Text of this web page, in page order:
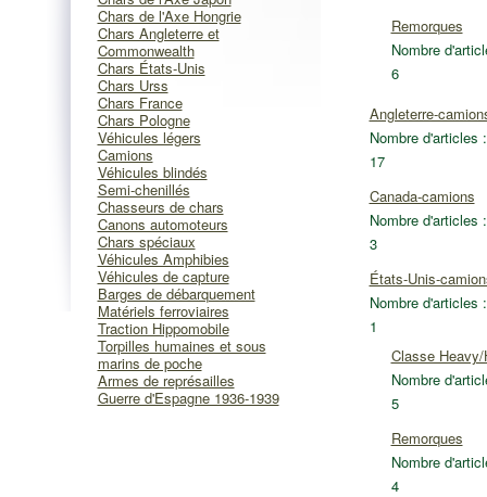
Chars de l'Axe Hongrie
Chars Angleterre et
Commonwealth
Chars États-Unis
Chars Urss
Chars France
Chars Pologne
Véhicules légers
Camions
Véhicules blindés
Semi-chenillés
Chasseurs de chars
Canons automoteurs
Chars spéciaux
Véhicules Amphibies
Véhicules de capture
Barges de débarquement
Matériels ferroviaires
Traction Hippomobile
Torpilles humaines et sous
marins de poche
Armes de représailles
Guerre d'Espagne 1936-1939
Remorques
Nombre
6
Angleterre-
Nombre d'articles :
17
Canada-camions
Nombre d'articles :
3
États-Unis-
Nombre d'articles :
1
Classe Heavy/
Nombre
5
Remorques
Nombre
4